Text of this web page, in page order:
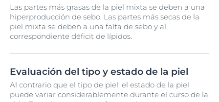
Las partes más grasas de la piel mixta se deben a una
hiperproducción de sebo. Las partes más secas de la
piel mixta se deben a una falta de sebo y al
correspondiente déficit de lípidos.
Evaluación del tipo y estado de la piel
Al contrario que el tipo de piel, el estado de la piel
puede variar considerablemente durante el curso de la